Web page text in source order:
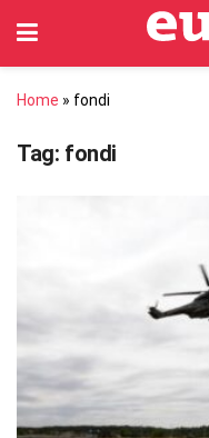
Home » fondi
Tag: fondi